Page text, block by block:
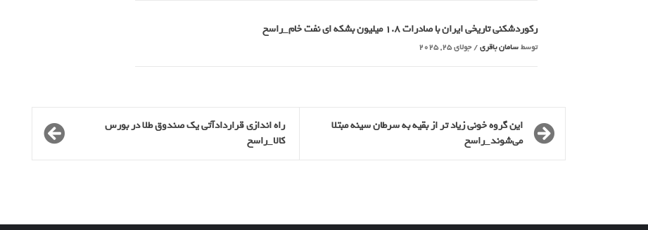
رکوردشکنی تاریخی ایران با صادرات 1.8 میلیون بشکه ای نفت خام_راسخ
توسطسامان باقری/جولای 25, 2025
این گروه خونی زیاد تر از بقیه به سرطان سینه مبتلا
می‌شوند_راسخ
راه اندازی قراردادآتی یک صندوق طلا در بورس
کالا_راسخ